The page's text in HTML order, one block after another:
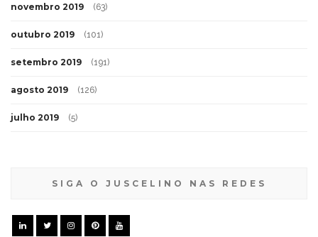
novembro 2019 (63)
outubro 2019 (101)
setembro 2019 (191)
agosto 2019 (126)
julho 2019 (5)
SIGA O JUSCELINO NAS REDES